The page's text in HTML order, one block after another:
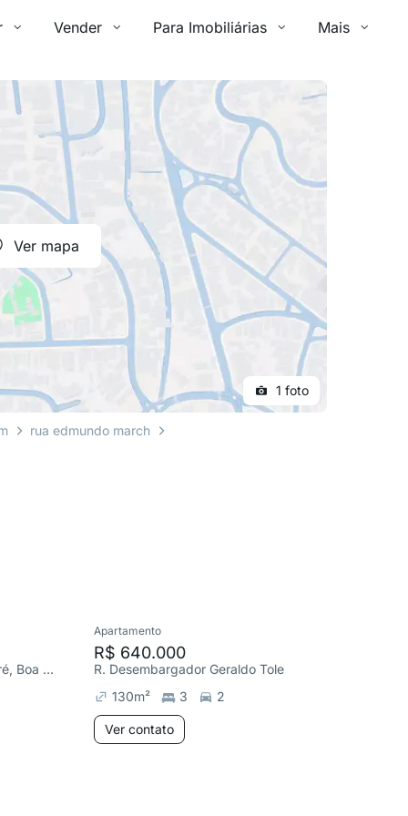
Vender Para Imobiliárias Mais
Ver mapa
1 foto
rua edmundo march
Av. Almirante Benjamin Sodré, Boa Viagem
Apartamento
R$ 640.000
130m² 3 2
Ver contato